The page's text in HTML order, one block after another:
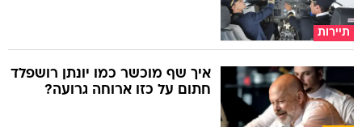
תיירות
איך שף מוכשר כמו יונתן רושפלד
חתום על כזו ארוחה גרועה?